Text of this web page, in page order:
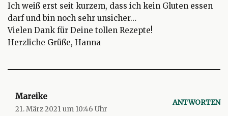
Ich weiß erst seit kurzem, dass ich kein Gluten essen
darf und bin noch sehr unsicher…
Vielen Dank für Deine tollen Rezepte!
Herzliche Grüße, Hanna
Mareike
21. März 2021 um 10:46 Uhr
ANTWORTEN